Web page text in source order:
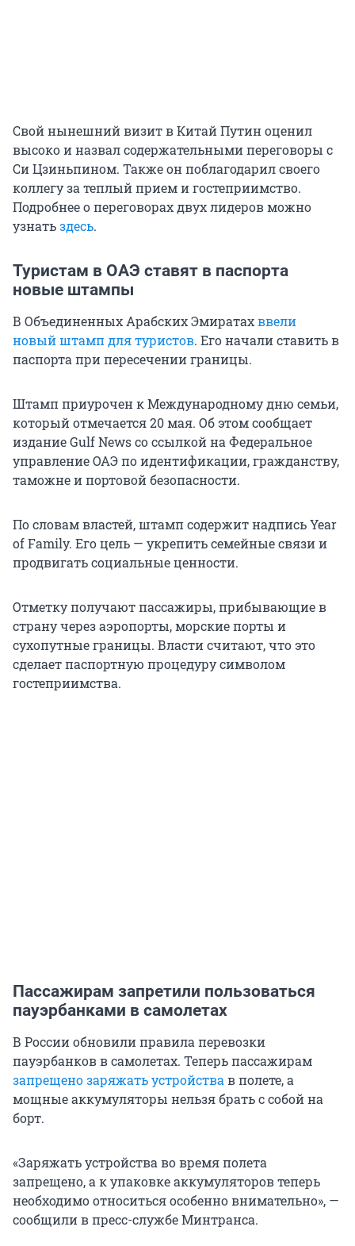
Свой нынешний визит в Китай Путин оценил
высоко и назвал содержательными переговоры с
Си Цзиньпином. Также он поблагодарил своего
коллегу за теплый прием и гостеприимство.
Подробнее о переговорах двух лидеров можно
узнатьздесь.
Туристам в ОАЭ ставят в паспорта
новые штампы
В Объединенных Арабских Эмиратахввели
новый штамп для туристов. Его начали ставить в
паспорта при пересечении границы.
Штамп приурочен к Международному дню семьи,
который отмечается 20 мая. Об этом сообщает
издание Gulf News со ссылкой на Федеральное
управление ОАЭ по идентификации, гражданству,
таможне и портовой безопасности.
По словам властей, штамп содержит надпись Year
of Family. Его цель — укрепить семейные связи и
продвигать социальные ценности.
Отметку получают пассажиры, прибывающие в
страну через аэропорты, морские порты и
сухопутные границы. Власти считают, что это
сделает паспортную процедуру символом
гостеприимства.
Пассажирам запретили пользоваться
пауэрбанками в самолетах
В России обновили правила перевозки
пауэрбанков в самолетах. Теперь пассажирам
запрещено заряжать устройствав полете, а
мощные аккумуляторы нельзя брать с собой на
борт.
«Заряжать устройства во время полета
запрещено, а к упаковке аккумуляторов теперь
необходимо относиться особенно внимательно», —
сообщили в пресс-службе Минтранса.